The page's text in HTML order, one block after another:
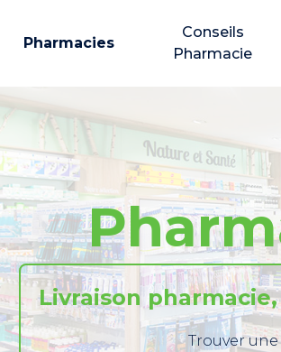
Pharmacies
Conseils
Pharmacie
Livraison
Trouver